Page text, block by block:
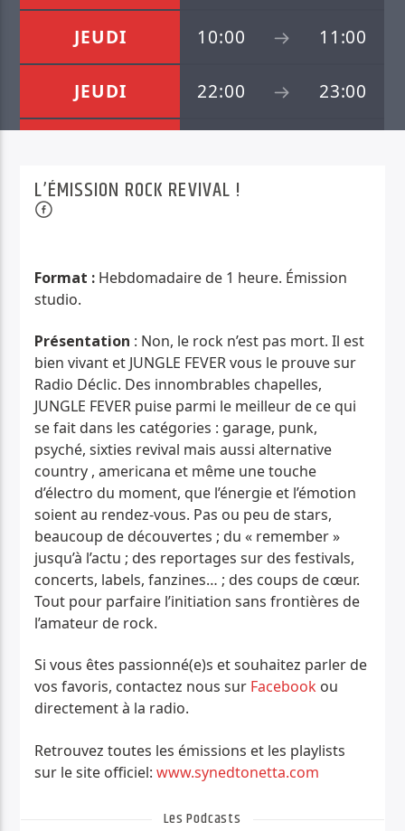
LIKE A RAINBOW
WARLUS
JEUDI 10:00 11:00
JEUDI 22:00 23:00
DIMANCHE 10:00
L’ÉMISSION ROCK REVIVAL !
Format : Hebdomadaire de 1 heure. Émission
studio.
Présentation : Non, le rock n’est pas mort. Il est
bien vivant et JUNGLE FEVER vous le prouve sur
Radio Déclic. Des innombrables chapelles,
JUNGLE FEVER puise parmi le meilleur de ce qui
se fait dans les catégories : garage, punk,
psyché, sixties revival mais aussi alternative
country , americana et même une touche
d’électro du moment, que l’énergie et l’émotion
soient au rendez-vous. Pas ou peu de stars,
beaucoup de découvertes ; du « remember »
jusqu’à l’actu ; des reportages sur des festivals,
concerts, labels, fanzines… ; des coups de cœur.
Tout pour parfaire l’initiation sans frontières de
l’amateur de rock.
Si vous êtes passionné(e)s et souhaitez parler de
vos favoris, contactez nous sur Facebook ou
directement à la radio.
Retrouvez toutes les émissions et les playlists
sur le site officiel:www.synedtonetta.com
Les Podcasts